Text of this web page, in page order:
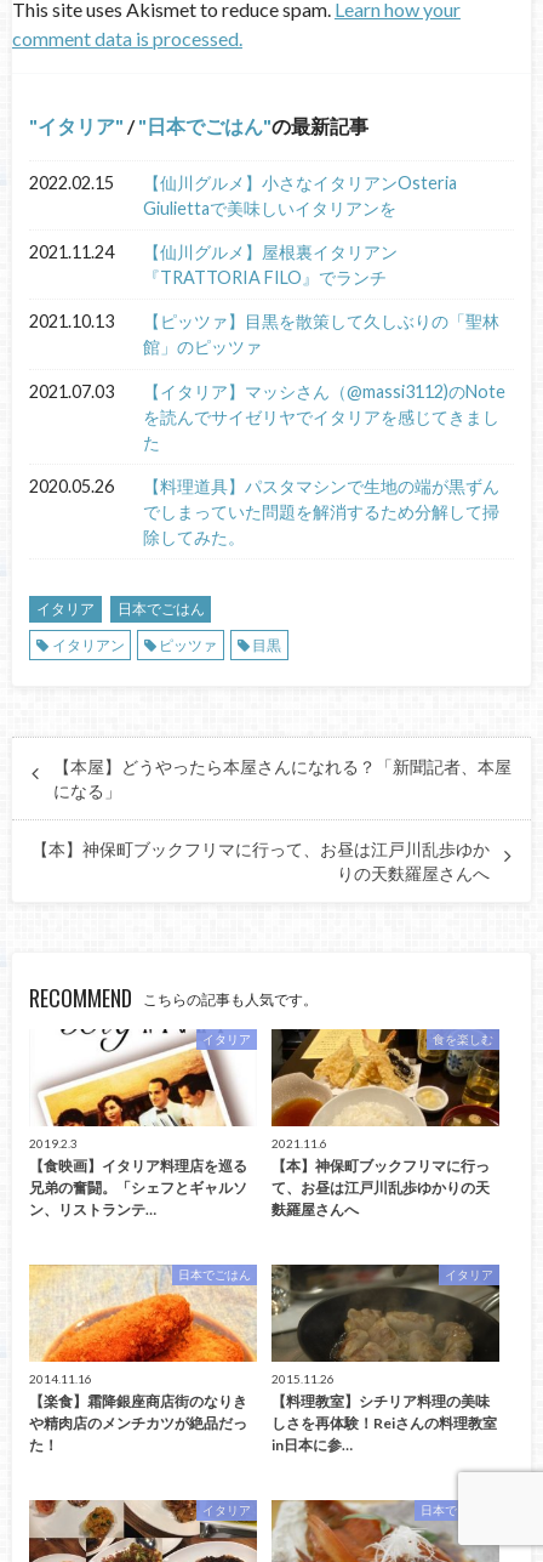
This site uses Akismet to reduce spam. Learn how your
comment data is processed.
イタリア / 日本でごはん の最新記事
2022.02.15
【仙川グルメ】小さなイタリアンOsteria
Giuliettaで美味しいイタリアンを
2021.11.24
【仙川グルメ】屋根裏イタリアン
『TRATTORIA FILO』でランチ
2021.10.13
【ピッツァ】目黒を散策して久しぶりの「聖林
館」のピッツァ
2021.07.03
【イタリア】マッシさん（@massi3112)のNote
を読んでサイゼリヤでイタリアを感じてきまし
た
2020.05.26
【料理道具】パスタマシンで生地の端が黒ずん
でしまっていた問題を解消するため分解して掃
除してみた。
イタリア
日本でごはん
イタリアン
ピッツァ 目黒
【本屋】どうやったら本屋さんになれる？「新聞記者、本屋
になる」
【本】神保町ブックフリマに行って、お昼は江戸川乱歩ゆか
りの天麩羅屋さんへ
RECOMMEND こちらの記事も人気です。
イタリア
2019.2.3
【食映画】イタリア料理店を巡る
兄弟の奮闘。「シェフとギャルソ
ン、リストランテ…
食を楽しむ
2021.11.6
【本】神保町ブックフリマに行っ
て、お昼は江戸川乱歩ゆかりの天
麩羅屋さんへ
日本でごはん
2014.11.16
【楽食】霜降銀座商店街のなりき
や精肉店のメンチカツが絶品だっ
た！
イタリア
2015.11.26
【料理教室】シチリア料理の美味
しさを再体験！Reiさんの料理教室
in日本に参…
イタリア 日本でごはん